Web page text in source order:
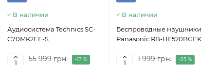
В наличии
Аудиосистема Technics SC-
C70MK2EE-S
55 999 грн. -13 %
В наличии
Беспроводные наушники
Panasonic RB-HF520BGEK
1 999 грн. -25 %